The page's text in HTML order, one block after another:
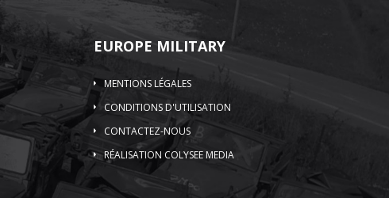
EUROPE MILITARY
MENTIONS LÉGALES
CONDITIONS D'UTILISATION
CONTACTEZ-NOUS
RÉALISATION COLYSEE MEDIA